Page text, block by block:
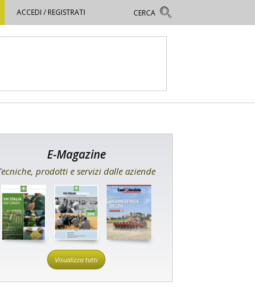
ACCEDI / REGISTRATI
E-Magazine
prodotti e servizi dalle aziende
Visualizza tutti